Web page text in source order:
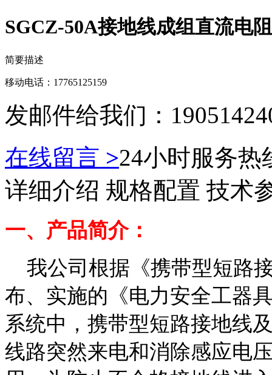
SGCZ-50A接地线成组直流电
简要描述
移动电话：17765125159
发邮件给我们：
在线留言 >24小时服务热
详细介绍 规格配置 技术
一、产品简介：
我公司根据《携带型短路
布、实施的《电力安全工器
系统中，携带型短路接地线
线路突然来电和消除感应电